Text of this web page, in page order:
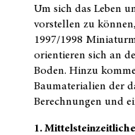
Um sich das Leben
vorstellen zu
1997/1998
orientieren sich an
Boden. Hinzu
Baumaterialien der
Berechnungen und
1.